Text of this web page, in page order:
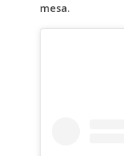
mesa.